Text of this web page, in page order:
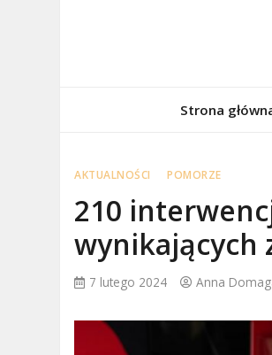
Strona
AKTUALNOŚCI POMORZE
210
wynikających
7 lutego 2024 Anna